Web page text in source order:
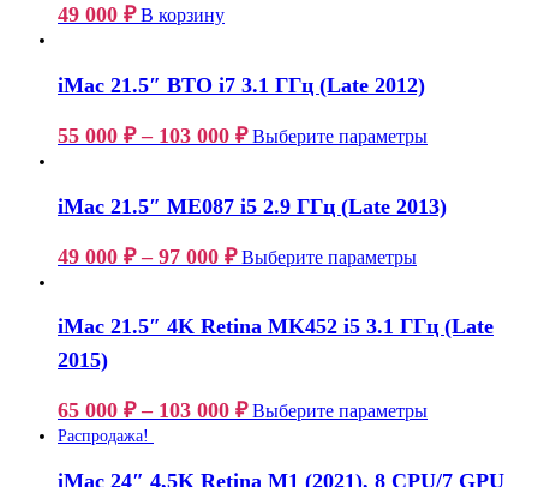
49 000 ₽ В корзину
iMac 21.5″ BTO i7 3.1 ГГц (Late 2012)
55 000 ₽– 103 000 ₽ Выберите параметры
iMac 21.5″ ME087 i5 2.9 ГГц (Late 2013)
49 000 ₽– 97 000 ₽ Выберите параметры
iMac 21.5″ 4K Retina MK452 i5 3.1 ГГц (Late
2015)
65 000 ₽– 103 000 ₽ Выберите параметры
Распродажа!
iMac 24″ 4,5K Retina M1 (2021), 8 CPU/7 GPU